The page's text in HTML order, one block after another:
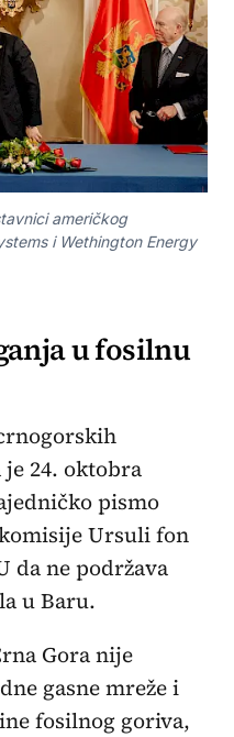
američkog
i Wethington Energy
u fosilnu
24. oktobra
pismo
Ursuli fon
da ne podržava
u Baru.
Gora nije
gasne mreže i
fosilnog goriva,